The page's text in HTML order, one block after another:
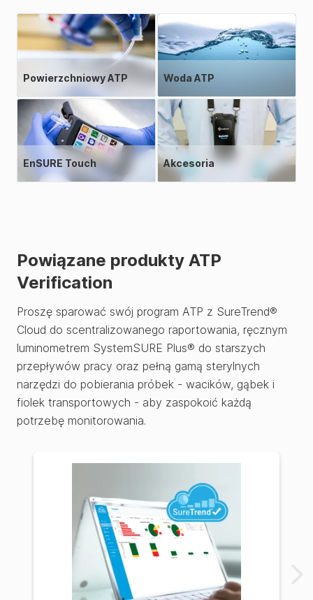
Powierzchniowy ATP Woda ATP
EnSURE Touch Akcesoria
Powiązane produkty ATP
Verification
Proszę sparować swój program ATP z SureTrend®
Cloud do scentralizowanego raportowania, ręcznym
luminometrem SystemSURE Plus® do starszych
przepływów pracy oraz pełną gamą sterylnych
narzędzi do pobierania próbek - wacików, gąbek i
fiolek transportowych - aby zaspokoić każdą
potrzebę monitorowania.